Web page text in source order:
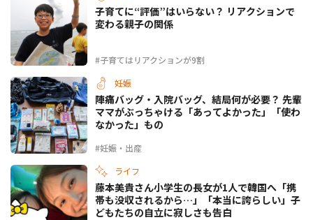
#子育てはリアクションが9割
子育てに“評価”はいらない？ リアクションで
変わる親子の関係
妊娠
#妊娠・出産
陣痛バッグ・入院バッグ、結局何が必要？ 先輩
ママがぶっちゃける「あってよかった」「使わ
なかった」もの
ライフ
藤本美貴さん小学生の長女が1人で韓国へ「携
帯も没収されるから…」「本当に誇らしい」子
どもたちの自立に寂しさも告白